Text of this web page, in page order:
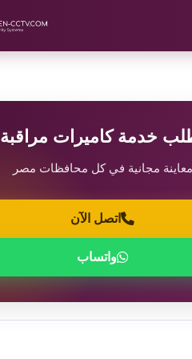
خدمة كاميرات مراقبة
معاينة مجانية في كل محافظات مصر
اتصل الآن
واتساب